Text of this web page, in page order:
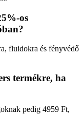
os
fluidokra és fényvédő
termékre, ha
pedig 4959 Ft,